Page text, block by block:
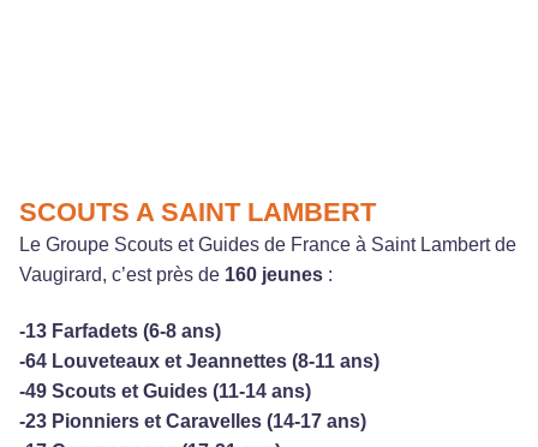
SCOUTS A SAINT LAMBERT
Le Groupe Scouts et Guides de France à Saint Lambert de
-13 Farfadets (6-8 ans)
-64 Louveteaux et Jeannettes (8-11 ans)
-49 Scouts et Guides (11-14 ans)
-23 Pionniers et Caravelles (14-17 ans)